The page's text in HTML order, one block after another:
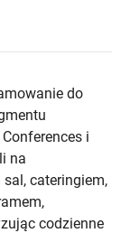
do
i
na
cateringiem,
codzienne